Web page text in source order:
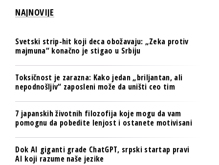
NAJNOVIJE
Svetski strip-hit koji deca obožavaju: „Zeka protiv
majmuna“ konačno je stigao u Srbiju
Toksičnost je zarazna: Kako jedan „briljantan, ali
nepodnošljiv“ zaposleni može da uništi ceo tim
7 japanskih životnih filozofija koje mogu da vam
pomognu da pobedite lenjost i ostanete motivisani
Dok AI giganti grade ChatGPT, srpski startap pravi
AI koji razume naše jezike